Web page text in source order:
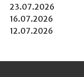
23.07.2026
16.07.2026
12.07.2026